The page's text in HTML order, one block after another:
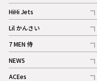
記事
HiHi Jets
記事
Lil かんさい
記事
7 MEN 侍
記事
NEWS
記事
ACEes